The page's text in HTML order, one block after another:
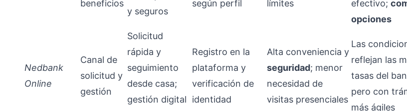
beneficios
y seguros
según perfil
límites
efectivo;
opciones
Nedbank
Online
Canal de
solicitud y
gestión
Solicitud
rápida y
seguimiento
desde casa;
gestión digital
Registro en la
plataforma y
verificación de
identidad
Alta conveniencia y
seguridad; menor
necesidad de
visitas presenciales
Las
reflejan las
tasas del
pero con
más ágiles